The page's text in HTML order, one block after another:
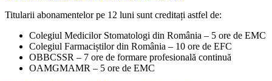
Titularii abonamentelor pe 12 luni sunt creditați astfel de:
Colegiul Medicilor Stomatologi din România – 5 ore de EMC
Colegiul Farmaciștilor din România – 10 ore de EFC
OBBCSSR – 7 ore de formare profesională continuă
OAMGMAMR – 5 ore de EMC